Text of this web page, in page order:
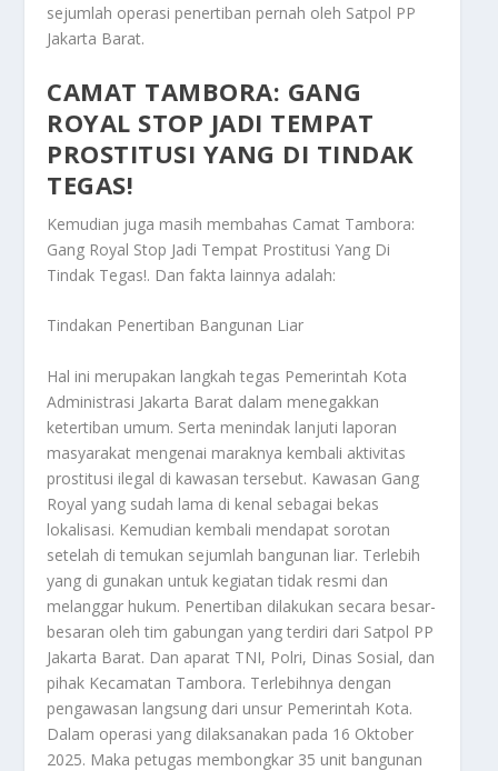
sejumlah operasi penertiban pernah oleh Satpol PP
Jakarta Barat.
CAMAT TAMBORA: GANG
ROYAL STOP JADI TEMPAT
PROSTITUSI YANG DI TINDAK
TEGAS!
Kemudian juga masih membahas Camat Tambora:
Gang Royal Stop Jadi Tempat Prostitusi Yang Di
Tindak Tegas!. Dan fakta lainnya adalah:
Tindakan Penertiban Bangunan Liar
Hal ini merupakan langkah tegas Pemerintah Kota
Administrasi Jakarta Barat dalam menegakkan
ketertiban umum. Serta menindak lanjuti laporan
masyarakat mengenai maraknya kembali aktivitas
prostitusi ilegal di kawasan tersebut. Kawasan Gang
Royal yang sudah lama di kenal sebagai bekas
lokalisasi. Kemudian kembali mendapat sorotan
setelah di temukan sejumlah bangunan liar. Terlebih
yang di gunakan untuk kegiatan tidak resmi dan
melanggar hukum. Penertiban dilakukan secara besar-
besaran oleh tim gabungan yang terdiri dari Satpol PP
Jakarta Barat. Dan aparat TNI, Polri, Dinas Sosial, dan
pihak Kecamatan Tambora. Terlebihnya dengan
pengawasan langsung dari unsur Pemerintah Kota.
Dalam operasi yang dilaksanakan pada 16 Oktober
2025. Maka petugas membongkar 35 unit bangunan